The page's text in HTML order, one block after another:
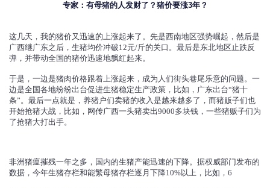
专家：有母猪的人发财了？猪价要涨3年？
这几天，我的猪价又迅速的上涨起来了。先是西南地区强势崛起，然后是
广西继广东之后，生猪均价冲破12元/斤的关口。最后是东北地区止跌反
弹，并带动全国的猪价迅速地飘红起来。
于是，一边是猪肉价格跟着上涨起来，成为人们街头巷尾乐意的问题。一
边是全国各地纷纷出台促进生猪稳定生产政策，比如，广东出台“猪十
条”。最后一点就是，养猪户们卖猪的收入是越来越多了，而猪贩子们也
开始抢猪大战，比如，网传广西一头猪卖出9000多块钱，一些猪贩子们为
了抢猪大打出手。
非洲猪瘟摧残一年之多，国内的生猪产能迅速的下降。据权威部门发布的
数据，今年生猪存栏和能繁母猪存栏逐月下降10%以上，比如，6